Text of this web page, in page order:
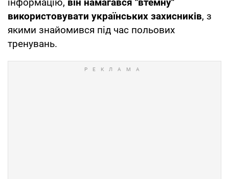
використовувати українських захисників, з
якими знайомився під час польових
тренувань.